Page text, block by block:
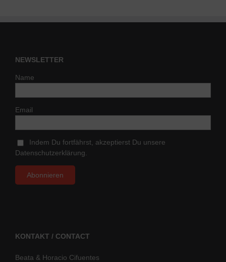
NEWSLETTER
Name
Email
Indem Du fortfährst, akzeptierst Du unsere
Datenschutzerklärung.
KONTAKT / CONTACT
Beata & Horacio Cifuentes